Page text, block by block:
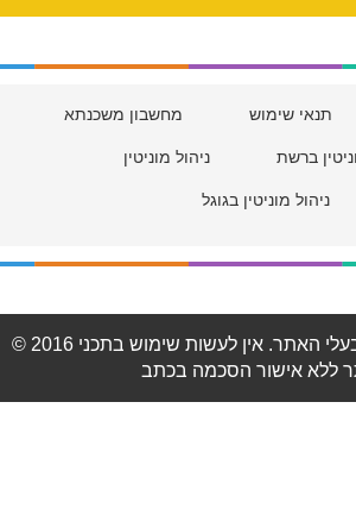
תנאי שימוש מחשבון משכנתא
ברשת ניהול מוניטין
ניהול מוניטין בגוגל
© 2016 כל הזכויות שמורות לבעלי האתר. אין לעשות שימוש בתכני
ללא אישור הסכמה בכתב